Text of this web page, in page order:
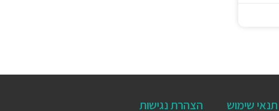
תנאי שימוש הצהרת נגישות